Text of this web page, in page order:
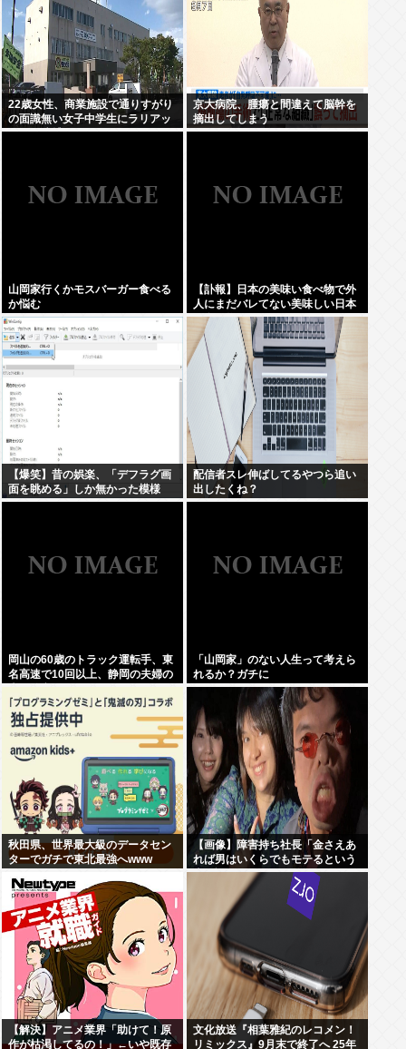
22歳女性、商業施設で通りすがり
の面識無い女子中学生にラリアッ
トして逮捕される
京大病院、腫瘍と間違えて脳幹を
摘出してしまう
山岡家行くかモスバーガー食べる
か悩む
【訃報】日本の美味い食べ物で外
人にまだバレてない美味しい日本
の食べ物www
【爆笑】昔の娯楽、「デフラグ画
面を眺める」しか無かった模様
www
配信者スレ伸ばしてるやつら追い
出したくね？
岡山の60歳のトラック運転手、東
名高速で10回以上、静岡の夫婦の
車に追突
「山岡家」のない人生って考えら
れるか？ガチに
秋田県、世界最大級のデータセン
ターでガチで東北最強へwww
【画像】障害持ち社長「金さえあ
れば男はいくらでもモテるという
事を証明してる」
【解決】アニメ業界「助けて！原
作が枯渇してるの！」←いや既存
文化放送『相葉雅紀のレコメン！
リミックス』9月末で終了へ 25年